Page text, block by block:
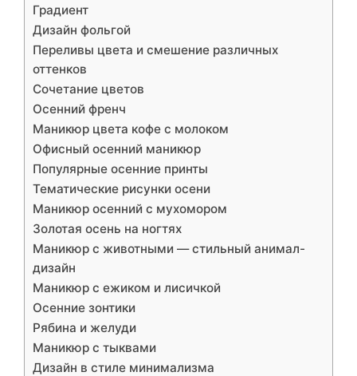
Градиент
Дизайн фольгой
Переливы цвета и смешение различных
оттенков
Сочетание цветов
Осенний френч
Маникюр цвета кофе с молоком
Офисный осенний маникюр
Популярные осенние принты
Тематические рисунки осени
Маникюр осенний с мухомором
Золотая осень на ногтях
Маникюр с животными — стильный анимал-
дизайн
Маникюр с ежиком и лисичкой
Осенние зонтики
Рябина и желуди
Маникюр с тыквами
Дизайн в стиле минимализма